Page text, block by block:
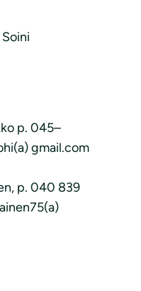
p. 045–
gmail.com
p. 040 839